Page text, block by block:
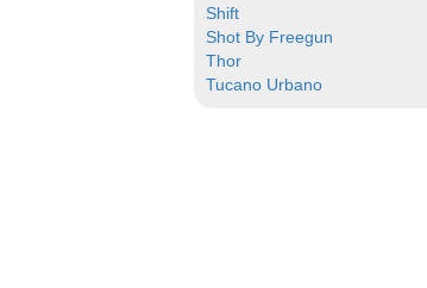
Shift
Shot By Freegun
Thor
Tucano Urbano